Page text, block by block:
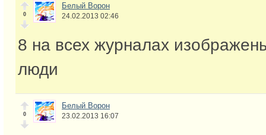
0
Белый Ворон
24.02.2013 02:46
8 на всех журналах
люди
0
Белый Ворон
23.02.2013 16:07